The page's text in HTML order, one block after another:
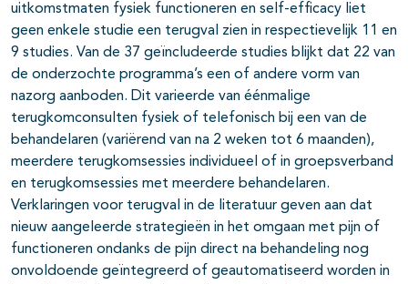
uitkomstmaten fysiek functioneren en self-efficacy liet
geen enkele studie een terugval zien in respectievelijk 11 en
9 studies. Van de 37 geïncludeerde studies blijkt dat 22 van
de onderzochte programma’s een of andere vorm van
nazorg aanboden. Dit varieerde van éénmalige
terugkomconsulten fysiek of telefonisch bij een van de
behandelaren (variërend van na 2 weken tot 6 maanden),
meerdere terugkomsessies individueel of in groepsverband
en terugkomsessies met meerdere behandelaren.
Verklaringen voor terugval in de literatuur geven aan dat
nieuw aangeleerde strategieën in het omgaan met pijn of
functioneren ondanks de pijn direct na behandeling nog
onvoldoende geïntegreerd of geautomatiseerd worden in